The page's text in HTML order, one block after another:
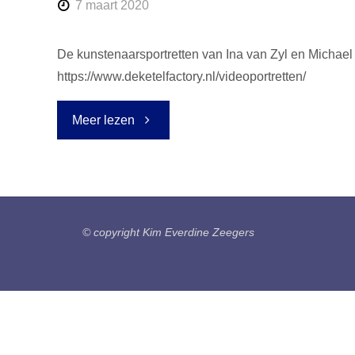
7 maart 2020
De kunstenaarsportretten van Ina van Zyl en
https://www.deketelfactory.nl/videoportretten/
Meer lezen "Videoportretten
© copyright Kim Everdine Zeegers